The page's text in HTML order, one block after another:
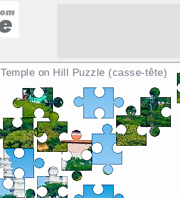
Temple on Hill Puzzle (casse-tête)